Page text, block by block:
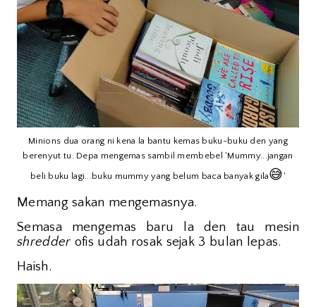
Minions dua orang ni kena la bantu kemas buku-buku den yang
berenyut tu. Depa mengemas sambil membebel 'Mummy...jangan
beli buku lagi...buku mummy yang belum baca banyak gila😅'
Memang sakan mengemasnya.
Semasa mengemas baru la den tau mesin
shredder ofis udah rosak sejak 3 bulan lepas.
Haish.